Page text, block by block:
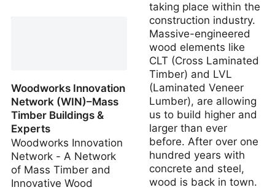
Woodworks Innovation
Network (WIN)–Mass
Timber Buildings &
Experts
Woodworks Innovation
Network - A Network
of Mass Timber and
Innovative Wood
taking place within the
construction industry.
Massive-engineered
wood elements like
CLT (Cross Laminated
Timber) and LVL
(Laminated Veneer
Lumber), are allowing
us to build higher and
larger than ever
before. After over one
hundred years with
concrete and steel,
wood is back in town.